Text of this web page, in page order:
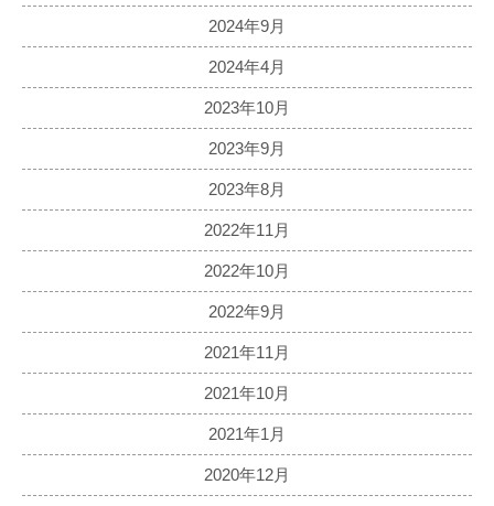
2024年9月
2024年4月
2023年10月
2023年9月
2023年8月
2022年11月
2022年10月
2022年9月
2021年11月
2021年10月
2021年1月
2020年12月